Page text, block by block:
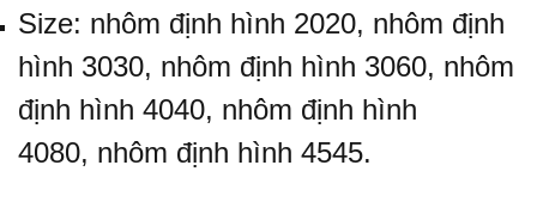
Size: nhôm định hình 2020, nhôm định
hình 3030, nhôm định hình 3060, nhôm
định hình 4040, nhôm định hình
4080, nhôm định hình 4545.